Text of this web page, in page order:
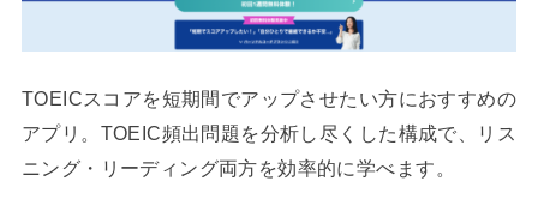
TOEICスコアを短期間でアップさせたい方におすすめの
アプリ。TOEIC頻出問題を分析し尽くした構成で、リス
ニング・リーディング両方を効率的に学べます。